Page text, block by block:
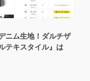
ニム生地！ダルチザ
テキスタイル』は